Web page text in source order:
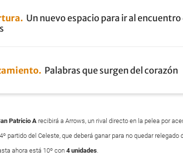
Un nuevo espacio para ir al encuentro
Palabras que surgen del corazón
Patricio A recibirá a Arrows, un rival directo en la pelea por
partido del Celeste, que deberá ganar para no quedar relegado
ahora está 10º con 4 unidades.